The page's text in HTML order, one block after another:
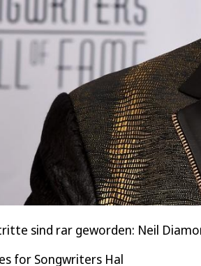
sind rar geworden: Neil
for Songwriters Hal